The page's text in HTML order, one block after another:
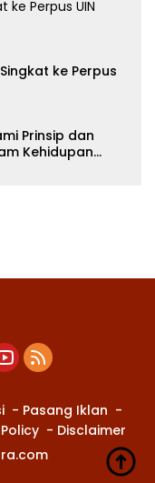
ke Perpus
Prinsip dan
Kehidupan
Pasang Iklan
Disclaimer